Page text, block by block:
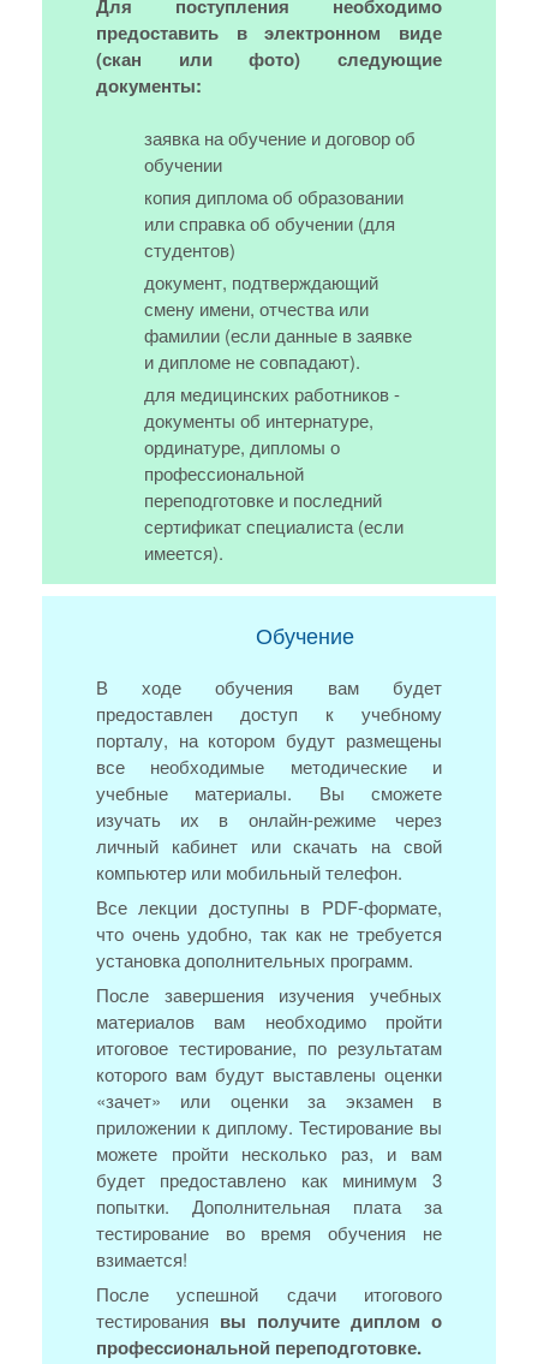
Для поступления необходимо
предоставить в электронном виде
(скан или фото) следующие
документы:
заявка на обучение и договор об
обучении
копия диплома об образовании
или справка об обучении (для
студентов)
документ, подтверждающий
смену имени, отчества или
фамилии (если данные в заявке
и дипломе не совпадают).
для медицинских работников -
документы об интернатуре,
ординатуре, дипломы о
профессиональной
переподготовке и последний
сертификат специалиста (если
имеется).
Обучение
В ходе обучения вам будет
предоставлен доступ к учебному
порталу, на котором будут размещены
все необходимые методические и
учебные материалы. Вы сможете
изучать их в онлайн-режиме через
личный кабинет или скачать на свой
компьютер или мобильный телефон.
Все лекции доступны в PDF-формате,
что очень удобно, так как не требуется
установка дополнительных программ.
После завершения изучения учебных
материалов вам необходимо пройти
итоговое тестирование, по результатам
которого вам будут выставлены оценки
«зачет» или оценки за экзамен в
приложении к диплому. Тестирование вы
можете пройти несколько раз, и вам
будет предоставлено как минимум 3
попытки. Дополнительная плата за
тестирование во время обучения не
взимается!
После успешной сдачи итогового
тестирования вы получите диплом о
профессиональной переподготовке.